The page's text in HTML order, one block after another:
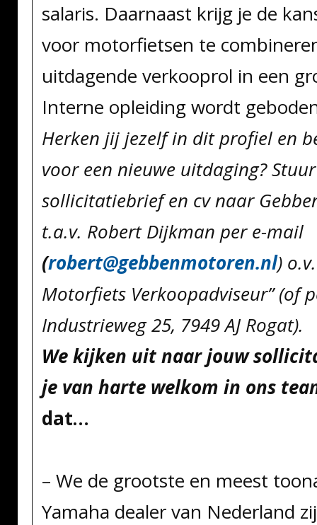
salaris. Daarnaast krijg je de
voor motorfietsen te
uitdagende verkooprol in een
Interne opleiding wordt
Herken jij jezelf in dit profiel en
voor een nieuwe uitdaging?
sollicitatiebrief en cv naar
t.a.v. Robert Dijkman per e-mail
(robert@gebbenmotoren.nl)
Motorfiets Verkoopadviseur” (of
Industrieweg 25, 7949 AJ Rogat).
We kijken uit naar jouw
je van harte welkom in ons
dat…
– We de grootste en meest
Yamaha dealer van Nederland